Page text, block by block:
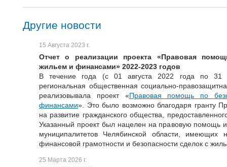
Другие новости
15 Августа 2023 г.
Отчет о реализации проекта «Правовая
жильем и финансами» 2022-2023 годов
В течение года (с 01 августа 2022 года по 31
региональная общественная социально-
реализовывала проект «Правовая помощь по
финансами». Это было возможно благодаря гранту
на развитие гражданского общества,
Указанный проект был нацелен на правовую помощь
муниципалитетов Челябинской области,
финансовой грамотности и безопасности сделок с
25 Марта 2026 г.